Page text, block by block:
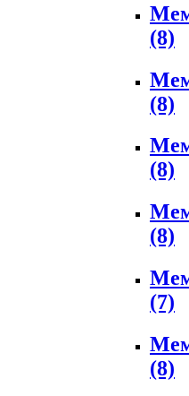
(8)
(8)
(8)
(8)
(7)
(8)